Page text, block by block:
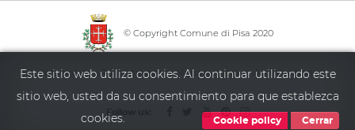
© Copyright Comune di Pisa 2020
Info point· Policy privacy·Mapa del sitio · Accesibilidad
Follow us:
Este sitio web utiliza cookies. Al continuar utilizando este
sitio web, usted da su consentimiento para que establezca
cookies.
Cookie policy Cerrar